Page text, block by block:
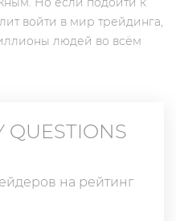
войти в мир трейдинга,
людей во всём
QUESTIONS
на рейтинг